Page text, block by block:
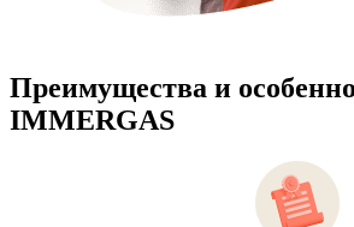
Преимущества и
IMMERGAS